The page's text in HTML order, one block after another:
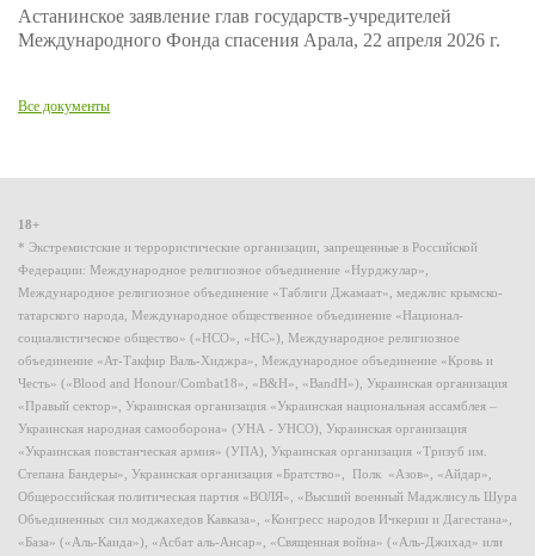
Астанинское заявление глав государств-учредителей
Международного Фонда спасения Арала, 22 апреля 2026 г.
Все документы
18+
* Экстремистские и террористические организации, запрещенные в Российской
Федерации: Международное религиозное объединение «Нурджулар»,
Международное религиозное объединение «Таблиги Джамаат», меджлис крымско-
татарского народа, Международное общественное объединение «Национал-
социалистическое общество» («НСО», «НС»), Международное религиозное
объединение «Ат-Такфир Валь-Хиджра», Международное объединение «Кровь и
Честь» («Blood and Honour/Combat18», «B&H», «BandH»), Украинская организация
«Правый сектор», Украинская организация «Украинская национальная ассамблея –
Украинская народная самооборона» (УНА - УНСО), Украинская организация
«Украинская повстанческая армия» (УПА), Украинская организация «Тризуб им.
Степана Бандеры», Украинская организация «Братство», Полк «Азов», «Айдар»,
Общероссийская политическая партия «ВОЛЯ», «Высший военный Маджлисуль Шура
Объединенных сил моджахедов Кавказа», «Конгресс народов Ичкерии и Дагестана»,
«База» («Аль-Каида»), «Асбат аль-Ансар», «Священная война» («Аль-Джихад» или